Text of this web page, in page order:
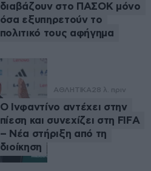
διαβάζουν στο ΠΑΣΟΚ μόνο
όσα εξυπηρετούν το
πολιτικό τους αφήγημα
ΑΘΛΗΤΙΚΑ 28 λ. πριν
Ο Ινφαντίνο αντέχει στην
πίεση και συνεχίζει στη FIFA
– Νέα στήριξη από τη
διοίκηση